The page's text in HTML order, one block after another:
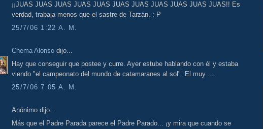
¡¡JUAS JUAS JUAS JUAS JUAS JUAS JUAS JUAS JUAS JUAS JUAS!! Es
verdad, trabaja menos que el sastre de Tarzán. :-P
25/7/06 1:22 A. M.
Chema Alonso dijo...
Hay que conseguir que postee y curre. Ayer estube hablando con él y estaba
viendo "el campeonato del mundo de catamaranes al sol". El muy ....
25/7/06 7:05 A. M.
Anónimo dijo...
Más que el Padre Parada parece el Padre Parado... ¡y mira que cuando se